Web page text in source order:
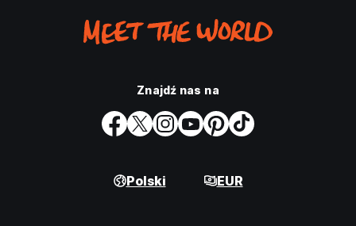
Znajdź nas na
Polski EUR